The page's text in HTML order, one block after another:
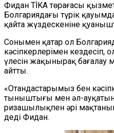
Фидан TİKA төрағасы
Болгариядағы түрік
қайта жүздескеніне
Сонымен қатар ол
кәсіпкерлерімен
үлесін жақынырақ бағалау
айтты.
«Отандастарымыз бен
тыныштығы мен әл-
ризашылықпен әрі
деді Фидан.